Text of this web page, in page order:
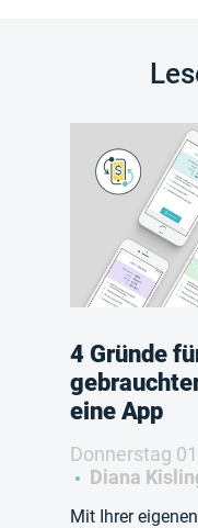
4 Gründe
eine App
Donnerstag
Diana
Mit Ihrer